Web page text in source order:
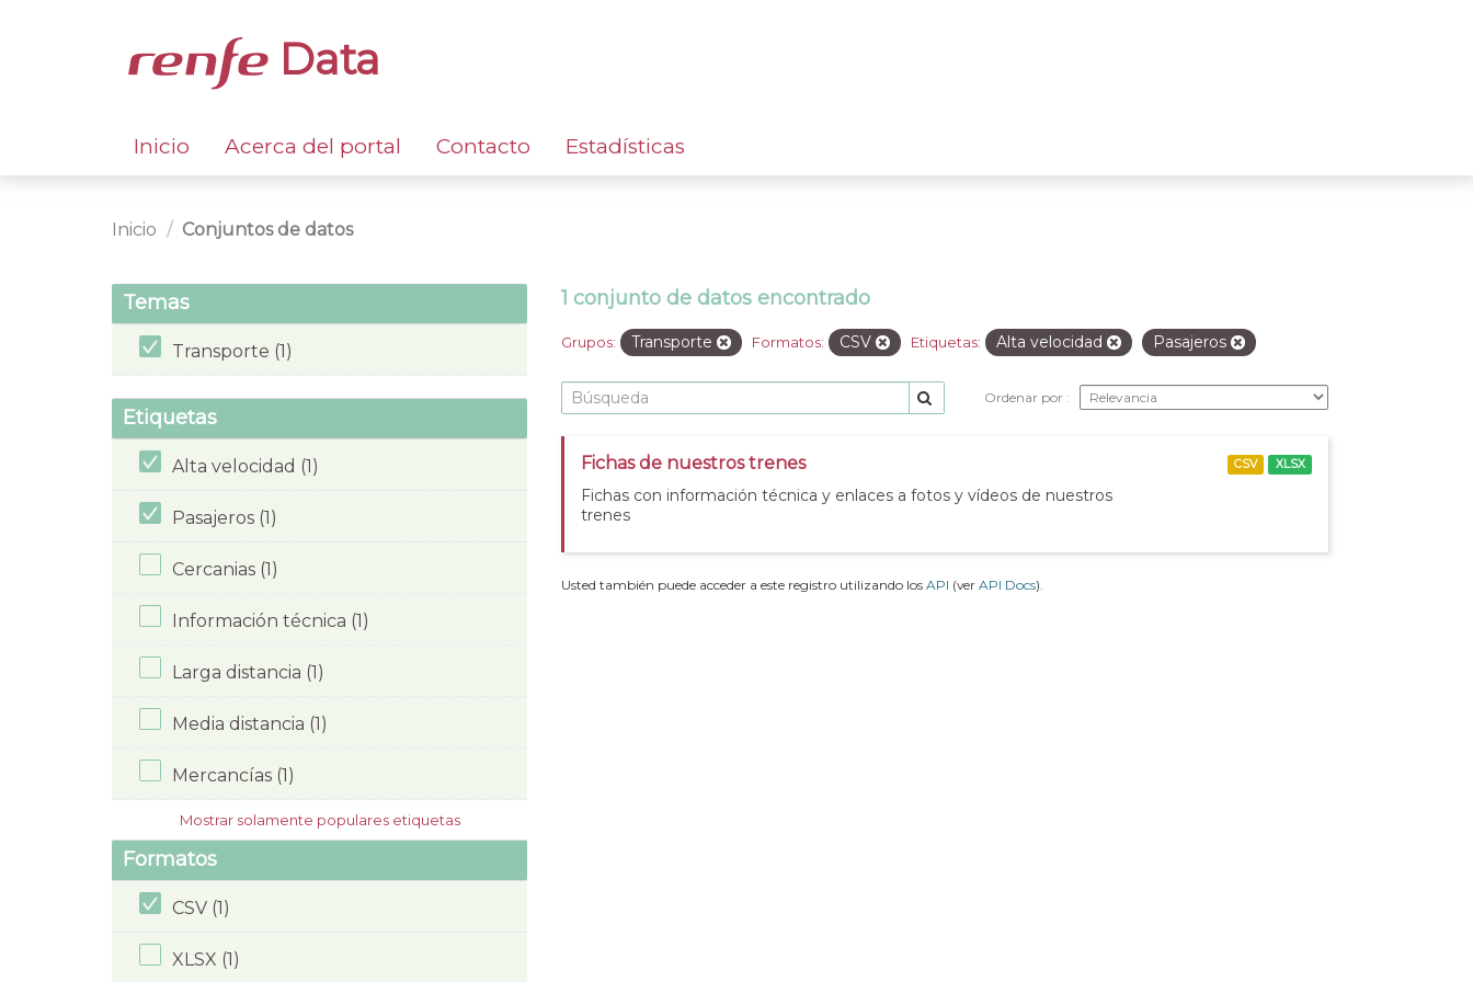
Data
Inicio Acerca del portal Contacto Estadísticas
Inicio Conjuntos de datos
Temas
Transporte (1)
Etiquetas
Alta velocidad (1)
Pasajeros (1)
Cercanias (1)
Información técnica (1)
Larga distancia (1)
Media distancia (1)
Mercancías (1)
Mostrar solamente populares etiquetas
Formatos
CSV (1)
XLSX (1)
1 conjunto de datos encontrado
Grupos: Transporte Formatos: CSV Etiquetas: Alta velocidad Pasajeros
Ordenar por
Fichas de nuestros trenes
Fichas con información técnica y enlaces a fotos y vídeos de nuestros
trenes
CSV XLSX
Usted también puede acceder a este registro utilizando los API (ver API Docs).